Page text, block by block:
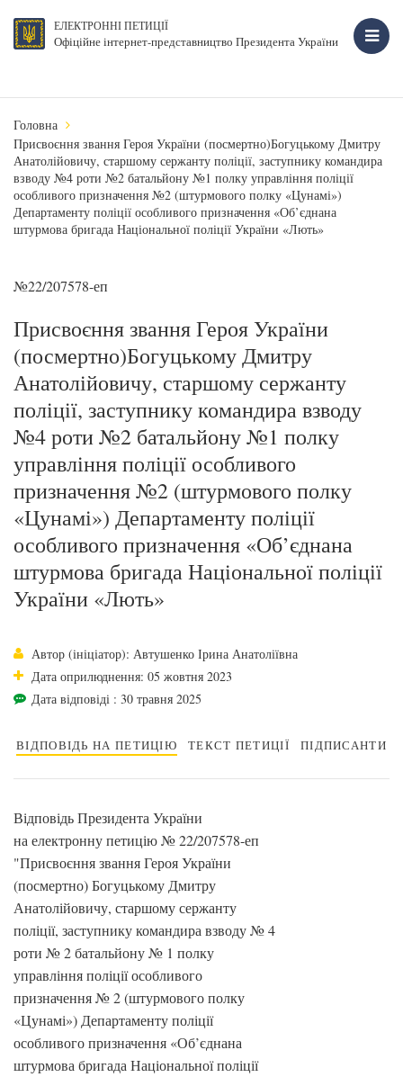
ЕЛЕКТРОННІ ПЕТИЦІЇ
Офіційне інтернет-представництво Президента України
Головна
Присвоєння звання Героя України (посмертно)Богуцькому Дмитру
Анатолійовичу, старшому сержанту поліції, заступнику командира
взводу №4 роти №2 батальйону №1 полку управління поліції
особливого призначення №2 (штурмового полку «Цунамі»)
Департаменту поліції особливого призначення «Об’єднана
штурмова бригада Національної поліції України «Лють»
№22/207578-еп
Присвоєння звання Героя України
(посмертно)Богуцькому Дмитру
Анатолійовичу, старшому сержанту
поліції, заступнику командира взводу
№4 роти №2 батальйону №1 полку
управління поліції особливого
призначення №2 (штурмового полку
«Цунамі») Департаменту поліції
особливого призначення «Об’єднана
штурмова бригада Національної поліції
України «Лють»
Автор (ініціатор): Автушенко Ірина Анатоліївна
Дата оприлюднення: 05 жовтня 2023
Дата відповіді : 30 травня 2025
ВІДПОВІДЬ НА ПЕТИЦІЮ ТЕКСТ ПЕТИЦІЇ ПІДПИСАНТИ
Відповідь Президента України
на електронну петицію № 22/207578-еп
"Присвоєння звання Героя України
(посмертно) Богуцькому Дмитру
Анатолійовичу, старшому сержанту
поліції, заступнику командира взводу № 4
роти № 2 батальйону № 1 полку
управління поліції особливого
призначення № 2 (штурмового полку
«Цунамі») Департаменту поліції
особливого призначення «Об’єднана
штурмова бригада Національної поліції